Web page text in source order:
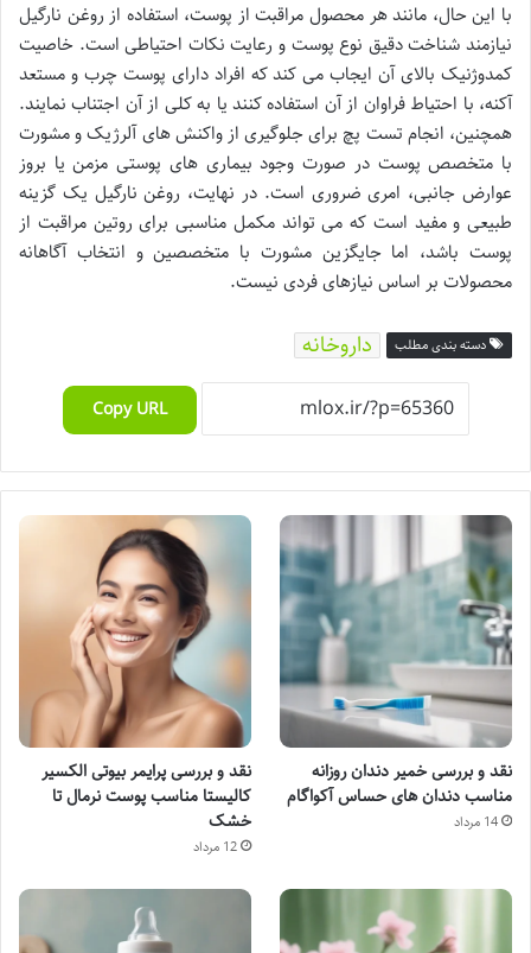
با این حال، مانند هر محصول مراقبت از پوست، استفاده از روغن نارگیل
نیازمند شناخت دقیق نوع پوست و رعایت نکات احتیاطی است. خاصیت
کمدوژنیک بالای آن ایجاب می کند که افراد دارای پوست چرب و مستعد
آکنه، با احتیاط فراوان از آن استفاده کنند یا به کلی از آن اجتناب نمایند.
همچنین، انجام تست پچ برای جلوگیری از واکنش های آلرژیک و مشورت
با متخصص پوست در صورت وجود بیماری های پوستی مزمن یا بروز
عوارض جانبی، امری ضروری است. در نهایت، روغن نارگیل یک گزینه
طبیعی و مفید است که می تواند مکمل مناسبی برای روتین مراقبت از
پوست باشد، اما جایگزین مشورت با متخصصین و انتخاب آگاهانه
محصولات بر اساس نیازهای فردی نیست.
دسته بندی مطلب داروخانه
Copy URL
نقد و بررسی خمیر دندان روزانه
مناسب دندان های حساس آکواگام
14 مرداد
نقد و بررسی پرایمر بیوتی الکسیر
کالیستا مناسب پوست نرمال تا
خشک
12 مرداد